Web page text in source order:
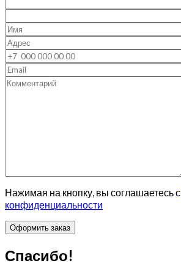
Нажимая на кнопку, вы соглашаетесь с
конфиденциальности
Спасибо!